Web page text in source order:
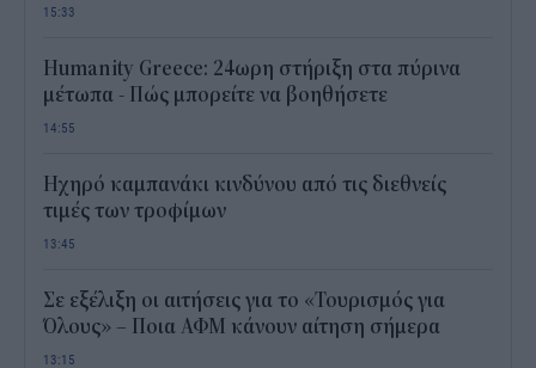
15:33
Humanity Greece: 24ωρη στήριξη στα πύρινα
μέτωπα - Πώς μπορείτε να βοηθήσετε
14:55
Ηχηρό καμπανάκι κινδύνου από τις διεθνείς
τιμές των τροφίμων
13:45
Σε εξέλιξη οι αιτήσεις για το «Τουρισμός για
Όλους» – Ποια ΑΦΜ κάνουν αίτηση σήμερα
13:15